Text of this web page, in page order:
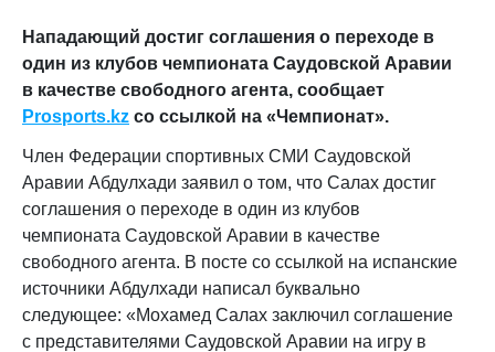
Нападающий достиг соглашения о переходе в
один из клубов чемпионата Саудовской Аравии
в качестве свободного агента, сообщает
Prosports.kz со ссылкой на «Чемпионат».
Член Федерации спортивных СМИ Саудовской
Аравии Абдулхади заявил о том, что Салах достиг
соглашения о переходе в один из клубов
чемпионата Саудовской Аравии в качестве
свободного агента. В посте со ссылкой на испанские
источники Абдулхади написал буквально
следующее: «Мохамед Салах заключил соглашение
с представителями Саудовской Аравии на игру в